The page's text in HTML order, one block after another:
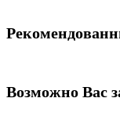
Возможно Вас